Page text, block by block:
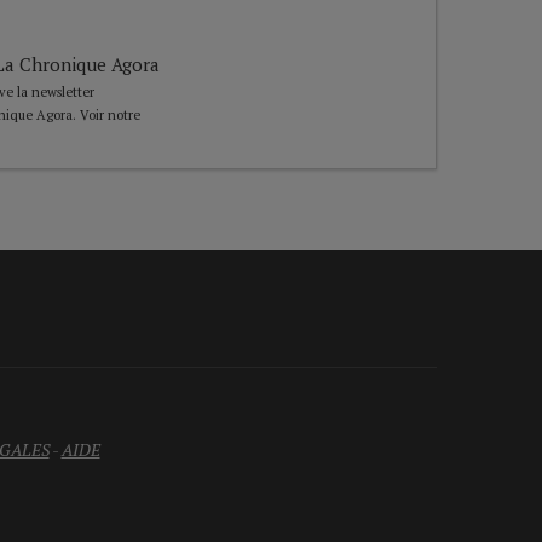
Chronique Agora
la newsletter
Agora. Voir notre
-AIDE